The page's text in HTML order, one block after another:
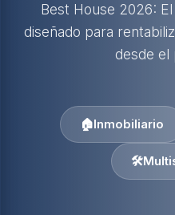
Best House 2026:
diseñado para
desde el
🏠Inmobiliario
🛠️